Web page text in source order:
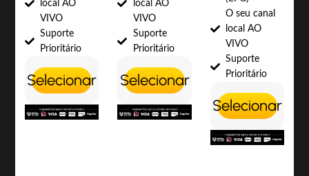
local AO
VIVO
Suporte
Prioritário
Selecionar
local AO
VIVO
Suporte
Prioritário
Selecionar
O seu canal
local AO
VIVO
Suporte
Prioritário
Selecionar